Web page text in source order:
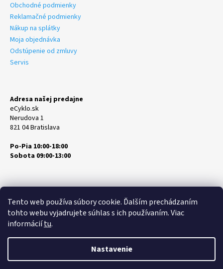
Tento web používa súbory cookie. Ďalším prechádzaním
tohto webu vyjadrujete súhlas s ich používaním. Viac
informáciítu.
Nastavenie
Obchodné podmienky
Reklamačné podmienky
Nákup na splátky
Moja objednávka
Odstúpenie od zmluvy
Servis
Adresa našej predajne
eCyklo.sk
Nerudova 1
821 04 Bratislava
Po-Pia 10:00-18:00
Sobota 09:00-13:00
eCyklo.sk. Všetky práva vyhradené.